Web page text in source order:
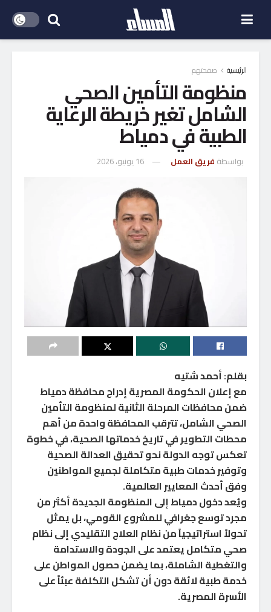
الرئيسية صفحتهم
منظومة التأمين الصحي
الشامل تغير خريطة الرعاية
الطبية في دمياط
بواسطة فريق العمل 16 يونيو، 2026
بقلم: أحمد شتيه
مع إعلان الحكومة المصرية إدراج محافظة دمياط
ضمن محافظات المرحلة الثانية لمنظومة التأمين
الصحي الشامل، تترقب المحافظة واحدة من أهم
محطات التطوير في تاريخ خدماتها الصحية، في خطوة
تعكس توجه الدولة نحو تحقيق العدالة الصحية
وتوفير خدمات طبية متكاملة لجميع المواطنين
وفق أحدث المعايير العالمية.
ويُعد دخول دمياط إلى المنظومة الجديدة أكثر من
مجرد توسع جغرافي للمشروع القومي، بل يمثل
تحولاً استراتيجياً من نظام العلاج التقليدي إلى نظام
صحي متكامل يعتمد على الجودة والاستدامة
والتغطية الشاملة، بما يضمن حصول المواطن على
خدمة طبية لائقة دون أن تشكل التكلفة عبئاً على
الأسرة المصرية.